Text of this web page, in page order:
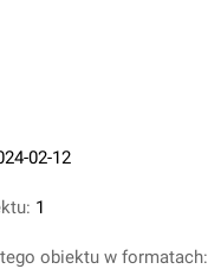
02-12
1
obiektu w formatach: